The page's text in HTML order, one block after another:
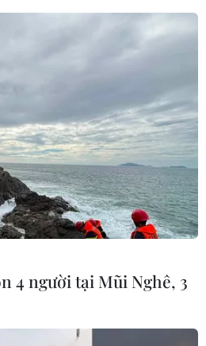
4 người tại Mũi Nghê, 3